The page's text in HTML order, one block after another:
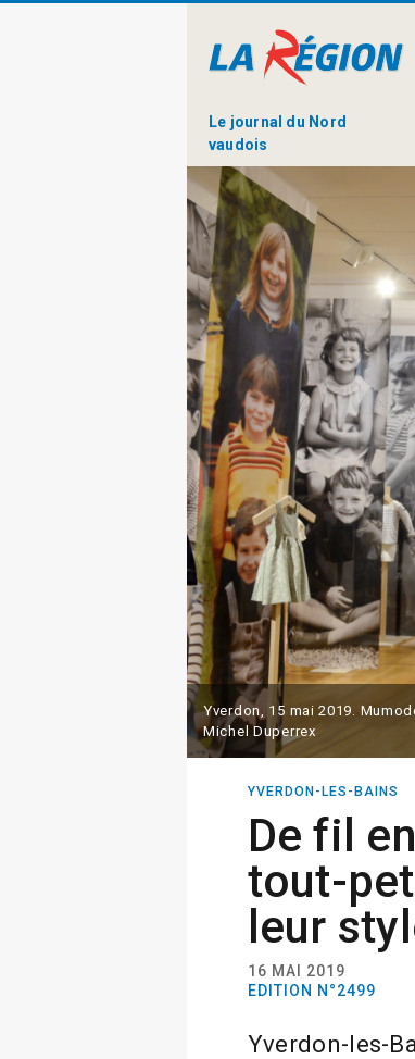
Le journal du Nord
vaudois
Yverdon, 15 mai 2019.
Michel Duperrex
YVERDON-LES-BAINS
De fil
tout-
leur
16 MAI 2019
EDITION N°2499
Yverdon-les-